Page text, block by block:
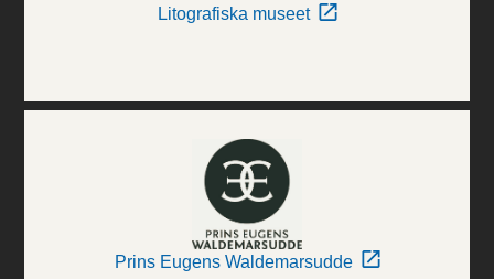
Litografiska museet
Prins Eugens Waldemarsudde